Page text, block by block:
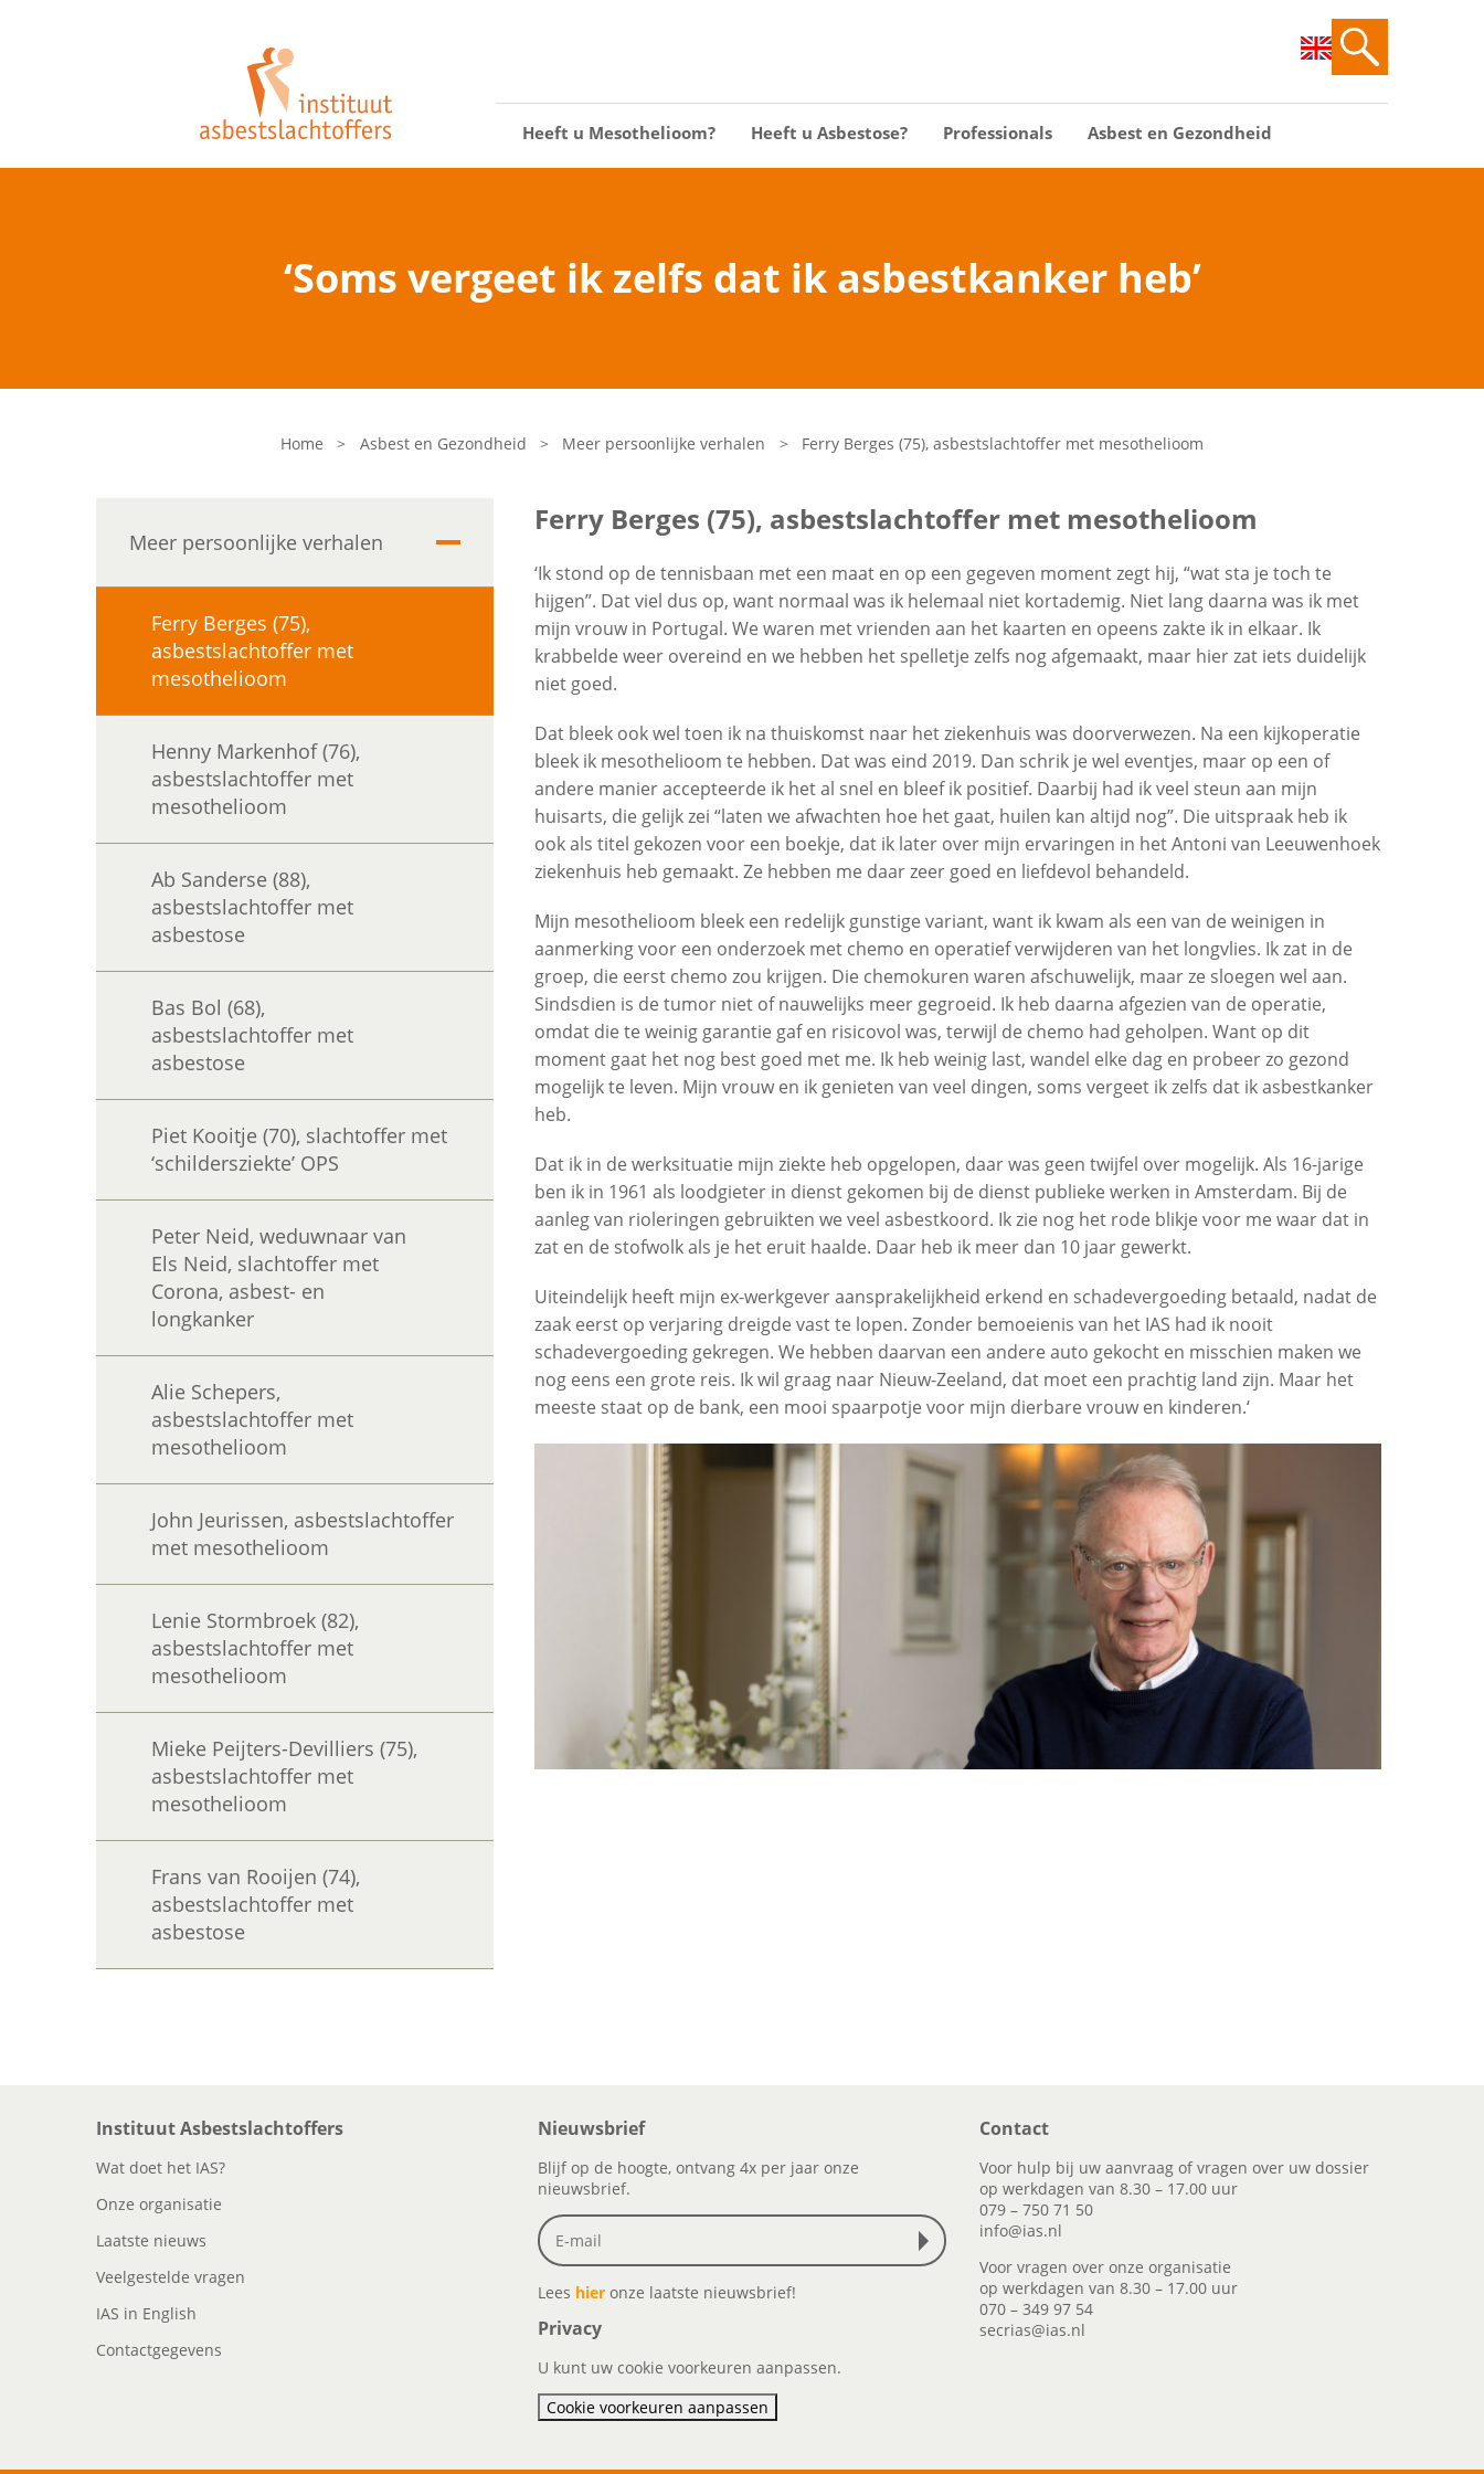
Heeft u Mesothelioom? Heeft u Asbestose? Professionals Asbest en Gezondheid
‘Soms vergeet ik zelfs dat ik asbestkanker heb’
Home > Asbest en Gezondheid > Meer persoonlijke verhalen > Ferry Berges (75), asbestslachtoffer met mesothelioom
Meer persoonlijke verhalen Uitvouwen
Ferry Berges (75),
asbestslachtoffer met
mesothelioom
Henny Markenhof (76),
asbestslachtoffer met
mesothelioom
Ab Sanderse (88),
asbestslachtoffer met
asbestose
Bas Bol (68),
asbestslachtoffer met
asbestose
Piet Kooitje (70), slachtoffer met
‘schildersziekte’ OPS
Peter Neid, weduwnaar van
Els Neid, slachtoffer met
Corona, asbest- en
longkanker
Alie Schepers,
asbestslachtoffer met
mesothelioom
John Jeurissen, asbestslachtoffer
met mesothelioom
Lenie Stormbroek (82),
asbestslachtoffer met
mesothelioom
Mieke Peijters-Devilliers (75),
asbestslachtoffer met
mesothelioom
Frans van Rooijen (74),
asbestslachtoffer met
asbestose
Ferry Berges (75), asbestslachtoffer met mesothelioom
‘Ik stond op de tennisbaan met een maat en op een gegeven moment zegt hij, “wat sta je toch te
hijgen”. Dat viel dus op, want normaal was ik helemaal niet kortademig. Niet lang daarna was ik met
mijn vrouw in Portugal. We waren met vrienden aan het kaarten en opeens zakte ik in elkaar. Ik
krabbelde weer overeind en we hebben het spelletje zelfs nog afgemaakt, maar hier zat iets duidelijk
niet goed.
Dat bleek ook wel toen ik na thuiskomst naar het ziekenhuis was doorverwezen. Na een kijkoperatie
bleek ik mesothelioom te hebben. Dat was eind 2019. Dan schrik je wel eventjes, maar op een of
andere manier accepteerde ik het al snel en bleef ik positief. Daarbij had ik veel steun aan mijn
huisarts, die gelijk zei “laten we afwachten hoe het gaat, huilen kan altijd nog”. Die uitspraak heb ik
ook als titel gekozen voor een boekje, dat ik later over mijn ervaringen in het Antoni van Leeuwenhoek
ziekenhuis heb gemaakt. Ze hebben me daar zeer goed en liefdevol behandeld.
Mijn mesothelioom bleek een redelijk gunstige variant, want ik kwam als een van de weinigen in
aanmerking voor een onderzoek met chemo en operatief verwijderen van het longvlies. Ik zat in de
groep, die eerst chemo zou krijgen. Die chemokuren waren afschuwelijk, maar ze sloegen wel aan.
Sindsdien is de tumor niet of nauwelijks meer gegroeid. Ik heb daarna afgezien van de operatie,
omdat die te weinig garantie gaf en risicovol was, terwijl de chemo had geholpen. Want op dit
moment gaat het nog best goed met me. Ik heb weinig last, wandel elke dag en probeer zo gezond
mogelijk te leven. Mijn vrouw en ik genieten van veel dingen, soms vergeet ik zelfs dat ik asbestkanker
heb.
Dat ik in de werksituatie mijn ziekte heb opgelopen, daar was geen twijfel over mogelijk. Als 16-jarige
ben ik in 1961 als loodgieter in dienst gekomen bij de dienst publieke werken in Amsterdam. Bij de
aanleg van rioleringen gebruikten we veel asbestkoord. Ik zie nog het rode blikje voor me waar dat in
zat en de stofwolk als je het eruit haalde. Daar heb ik meer dan 10 jaar gewerkt.
Uiteindelijk heeft mijn ex-werkgever aansprakelijkheid erkend en schadevergoeding betaald, nadat de
zaak eerst op verjaring dreigde vast te lopen. Zonder bemoeienis van het IAS had ik nooit
schadevergoeding gekregen. We hebben daarvan een andere auto gekocht en misschien maken we
nog eens een grote reis. Ik wil graag naar Nieuw-Zeeland, dat moet een prachtig land zijn. Maar het
meeste staat op de bank, een mooi spaarpotje voor mijn dierbare vrouw en kinderen.‘
Instituut Asbestslachtoffers
Wat doet het IAS?
Onze organisatie
Laatste nieuws
Veelgestelde vragen
IAS in English
Contactgegevens
Nieuwsbrief
Blijf op de hoogte, ontvang 4x per jaar onze
nieuwsbrief.
Lees hier onze laatste nieuwsbrief!
Privacy
U kunt uw cookie voorkeuren aanpassen.
Cookie voorkeuren aanpassen
Contact
Voor hulp bij uw aanvraag of vragen over uw dossier
op werkdagen van 8.30 – 17.00 uur
079 – 750 71 50
info@ias.nl
Voor vragen over onze organisatie
op werkdagen van 8.30 – 17.00 uur
070 – 349 97 54
secrias@ias.nl